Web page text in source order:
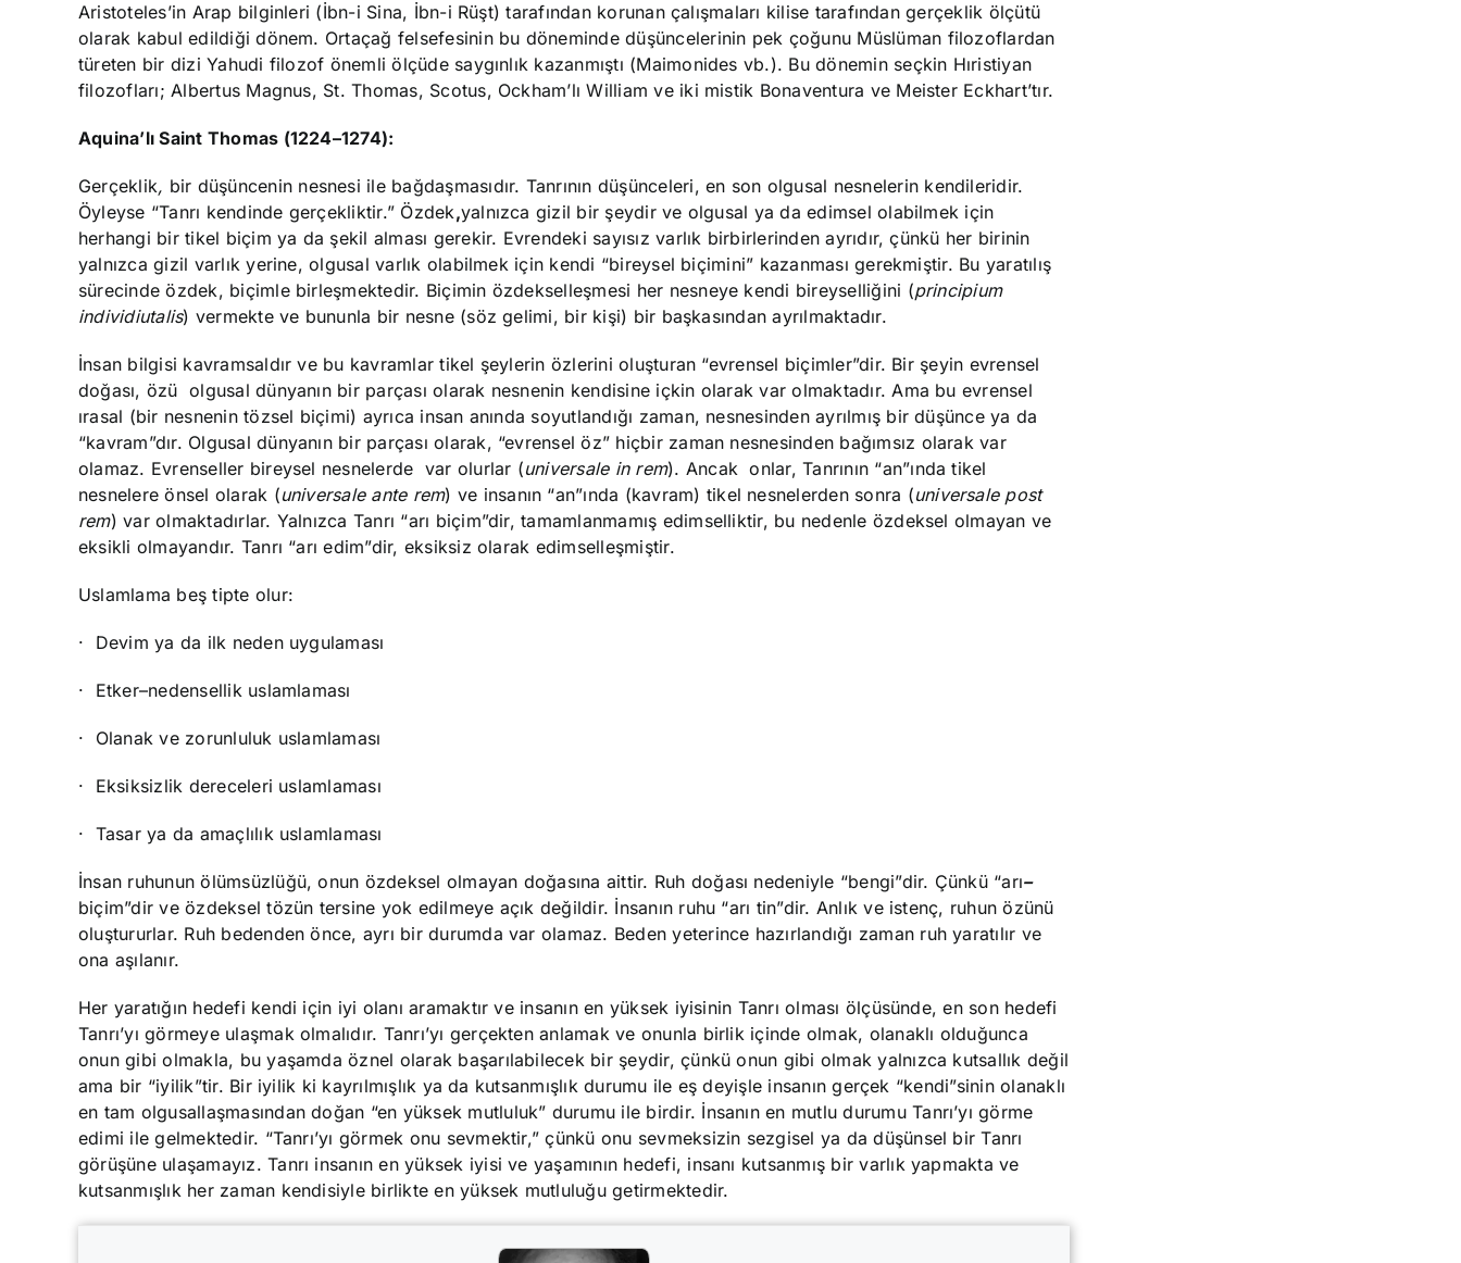
Aristoteles’in Arap bilginleri (İbn-i Sina, İbn-i Rüşt) tarafından korunan çalışmaları kilise tarafından gerçeklik ölçütü
olarak kabul edildiği dönem. Ortaçağ felsefesinin bu döneminde düşüncelerinin pek çoğunu Müslüman filozoflardan
türeten bir dizi Yahudi filozof önemli ölçüde saygınlık kazanmıştı (Maimonides vb.). Bu dönemin seçkin Hıristiyan
filozofları; Albertus Magnus, St. Thomas, Scotus, Ockham’lı William ve iki mistik Bonaventura ve Meister Eckhart’tır.
Aquina’lı Saint Thomas (1224–1274):
Gerçeklik, bir düşüncenin nesnesi ile bağdaşmasıdır. Tanrının düşünceleri, en son olgusal nesnelerin kendileridir.
Öyleyse “Tanrı kendinde gerçekliktir.” Özdek,yalnızca gizil bir şeydir ve olgusal ya da edimsel olabilmek için
herhangi bir tikel biçim ya da şekil alması gerekir. Evrendeki sayısız varlık birbirlerinden ayrıdır, çünkü her birinin
yalnızca gizil varlık yerine, olgusal varlık olabilmek için kendi “bireysel biçimini” kazanması gerekmiştir. Bu yaratılış
sürecinde özdek, biçimle birleşmektedir. Biçimin özdekselleşmesi her nesneye kendi bireyselliğini (principium
individiutalis) vermekte ve bununla bir nesne (söz gelimi, bir kişi) bir başkasından ayrılmaktadır.
İnsan bilgisi kavramsaldır ve bu kavramlar tikel şeylerin özlerini oluşturan “evrensel biçimler”dir. Bir şeyin evrensel
doğası, özü olgusal dünyanın bir parçası olarak nesnenin kendisine içkin olarak var olmaktadır. Ama bu evrensel
ırasal (bir nesnenin tözsel biçimi) ayrıca insan anında soyutlandığı zaman, nesnesinden ayrılmış bir düşünce ya da
“kavram”dır. Olgusal dünyanın bir parçası olarak, “evrensel öz” hiçbir zaman nesnesinden bağımsız olarak var
olamaz. Evrenseller bireysel nesnelerde var olurlar (universalein rem). Ancak onlar, Tanrının “an”ında tikel
nesnelere önsel olarak (universaleante rem) ve insanın “an”ında (kavram) tikel nesnelerden sonra (universalepost
rem) var olmaktadırlar. Yalnızca Tanrı “arı biçim”dir, tamamlanmamış edimselliktir, bu nedenle özdeksel olmayan ve
eksikli olmayandır. Tanrı “arı edim”dir, eksiksiz olarak edimselleşmiştir.
Uslamlama beş tipte olur:
· Devim ya da ilk neden uygulaması
· Etker–nedensellik uslamlaması
· Olanak ve zorunluluk uslamlaması
· Eksiksizlik dereceleri uslamlaması
· Tasar ya da amaçlılık uslamlaması
İnsan ruhunun ölümsüzlüğü, onun özdeksel olmayan doğasına aittir. Ruh doğası nedeniyle “bengi”dir. Çünkü “arı–
biçim”dir ve özdeksel tözün tersine yok edilmeye açık değildir. İnsanın ruhu “arı tin”dir. Anlık ve istenç, ruhun özünü
oluştururlar. Ruh bedenden önce, ayrı bir durumda var olamaz. Beden yeterince hazırlandığı zaman ruh yaratılır ve
ona aşılanır.
Her yaratığın hedefi kendi için iyi olanı aramaktır ve insanın en yüksek iyisinin Tanrı olması ölçüsünde, en son hedefi
Tanrı’yı görmeye ulaşmak olmalıdır. Tanrı’yı gerçekten anlamak ve onunla birlik içinde olmak, olanaklı olduğunca
onun gibi olmakla, bu yaşamda öznel olarak başarılabilecek bir şeydir, çünkü onun gibi olmak yalnızca kutsallık değil
ama bir “iyilik”tir. Bir iyilik ki kayrılmışlık ya da kutsanmışlık durumu ile eş deyişle insanın gerçek “kendi”sinin olanaklı
en tam olgusallaşmasından doğan “en yüksek mutluluk” durumu ile birdir. İnsanın en mutlu durumu Tanrı’yı görme
edimi ile gelmektedir. “Tanrı’yı görmek onu sevmektir,” çünkü onu sevmeksizin sezgisel ya da düşünsel bir Tanrı
görüşüne ulaşamayız. Tanrı insanın en yüksek iyisi ve yaşamının hedefi, insanı kutsanmış bir varlık yapmakta ve
kutsanmışlık her zaman kendisiyle birlikte en yüksek mutluluğu getirmektedir.